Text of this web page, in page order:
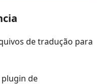
de tradução para
plugin de